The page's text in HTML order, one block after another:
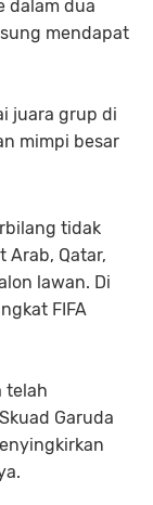
dalam dua
mendapat
juara grup di
mimpi besar
tidak
Arab, Qatar,
lawan. Di
FIFA
telah
Garuda